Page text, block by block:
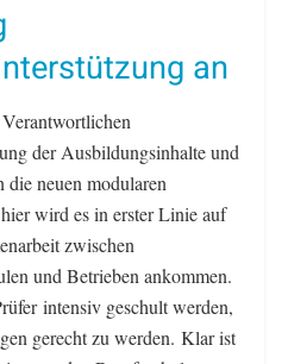
an
der Ausbildungsinhalte und
die neuen modularen
wird es in erster Linie auf
zwischen
und Betrieben ankommen.
intensiv geschult werden,
gerecht zu werden. Klar ist